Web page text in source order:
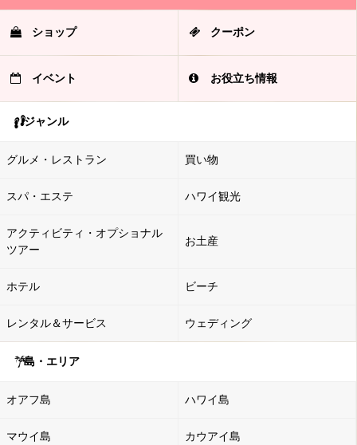
ショップ クーポン
イベント お役立ち情報
ジャンル
グルメ・レストラン 買い物
スパ・エステ ハワイ観光
アクティビティ・オプショナル
ツアー
お土産
ホテル ビーチ
レンタル＆サービス ウェディング
島・エリア
オアフ島 ハワイ島
マウイ島 カウアイ島